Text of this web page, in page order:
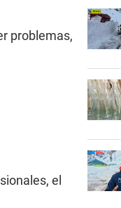
problemas,
el